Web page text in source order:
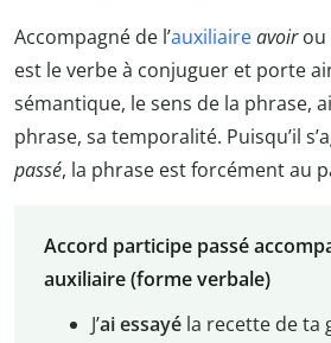
Accompagné de l’auxiliaireavoirou
est le verbe à conjuguer et porte
sémantique, le sens de la phrase,
phrase, sa temporalité. Puisqu’il
passé, la phrase est forcément au
Accord participe passé
auxiliaire (forme verbale)
J’aiessayéla recette de ta